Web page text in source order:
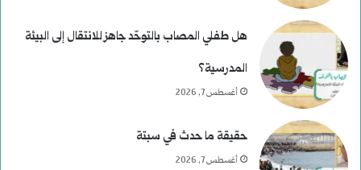
هل طفلي المصاب بالتوحّد جاهز للانتقال إلى البيئة
المدرسية؟
أغسطس 7, 2026
حقيقة ما حدث في سبتة
أغسطس 7, 2026